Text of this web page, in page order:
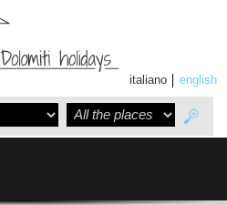
english
italiano